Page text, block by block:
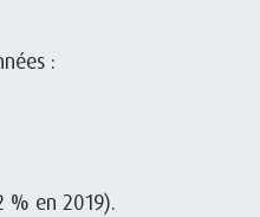
:
% en 2019).